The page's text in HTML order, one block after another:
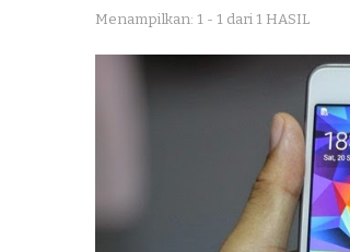
Menampilkan: 1 - 1 dari 1 HASIL